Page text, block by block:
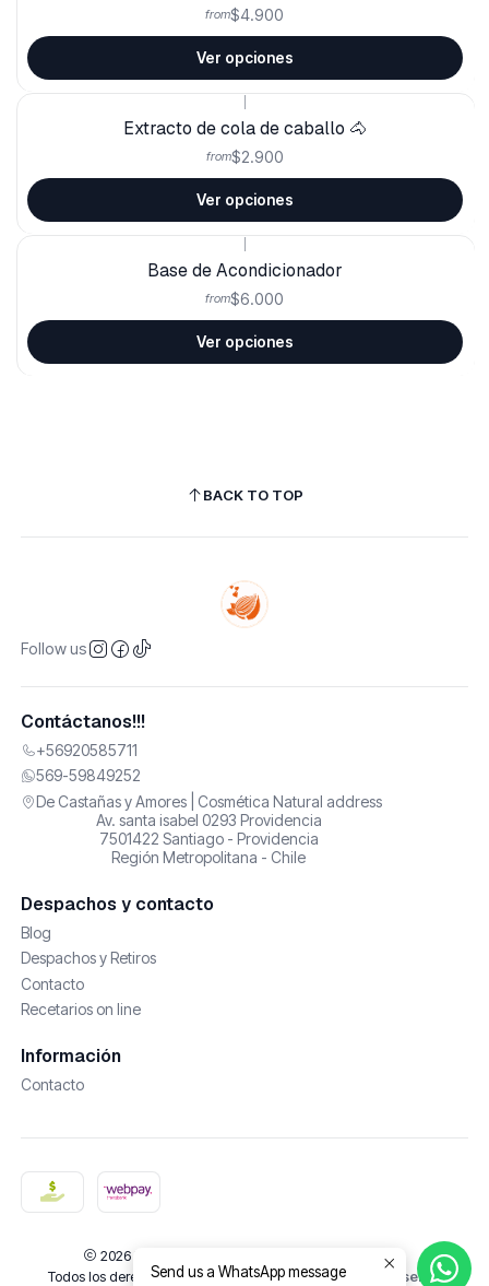
from$4.900
Ver opciones
Extracto de cola de caballo 🐴
from$2.900
Ver opciones
Base de Acondicionador
from$6.000
Ver opciones
BACK TO TOP
Follow us
Contáctanos!!!
+56920585711
569-59849252
De Castañas y Amores | Cosmética Natural address
Av. santa isabel 0293 Providencia
7501422 Santiago - Providencia
Región Metropolitana - Chile
Despachos y contacto
Blog
Despachos y Retiros
Contacto
Recetarios on line
Información
Contacto
2026 De Castañas y Amores | Cosmética Natural.
Todos los derechos reservados.Desarrollado por Jumpseller.
Send us a WhatsApp message